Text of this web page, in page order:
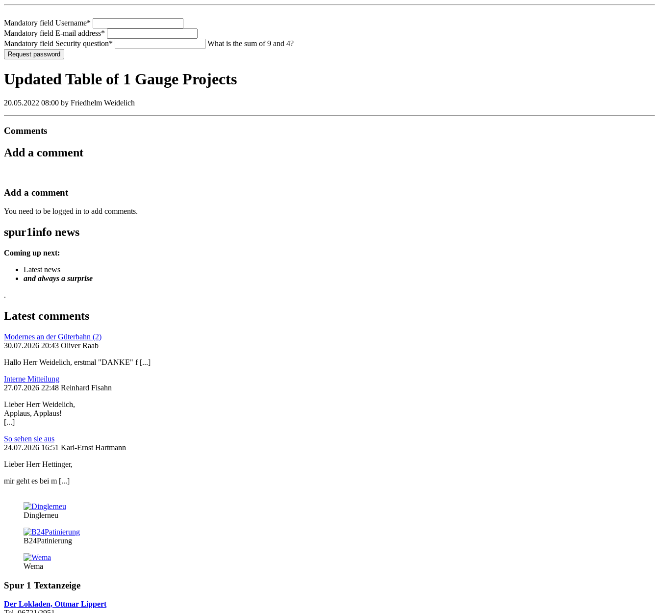
Mandatory field Username*
Mandatory field E-mail address*
Mandatory field Security question* What is the sum of 9 and 4?
Request password
Updated Table of 1 Gauge Projects
20.05.2022 08:00 by Friedhelm Weidelich
Comments
Add a comment
Add a comment
You need to be logged in to add comments.
spur1info news
Coming up next:
Latest news
and always a surprise
.
Latest comments
Modernes an der Güterbahn (2)
30.07.2026 20:43 Oliver Raab
Hallo Herr Weidelich, erstmal "DANKE" f [...]
Interne Mitteilung
27.07.2026 22:48 Reinhard Fisahn
Lieber Herr Weidelich,
Applaus, Applaus!
[...]
So sehen sie aus
24.07.2026 16:51 Karl-Ernst Hartmann
Lieber Herr Hettinger,
mir geht es bei m [...]
Dinglerneu
B24Patinierung
Wema
Spur 1 Textanzeige
Der Lokladen, Ottmar Lippert